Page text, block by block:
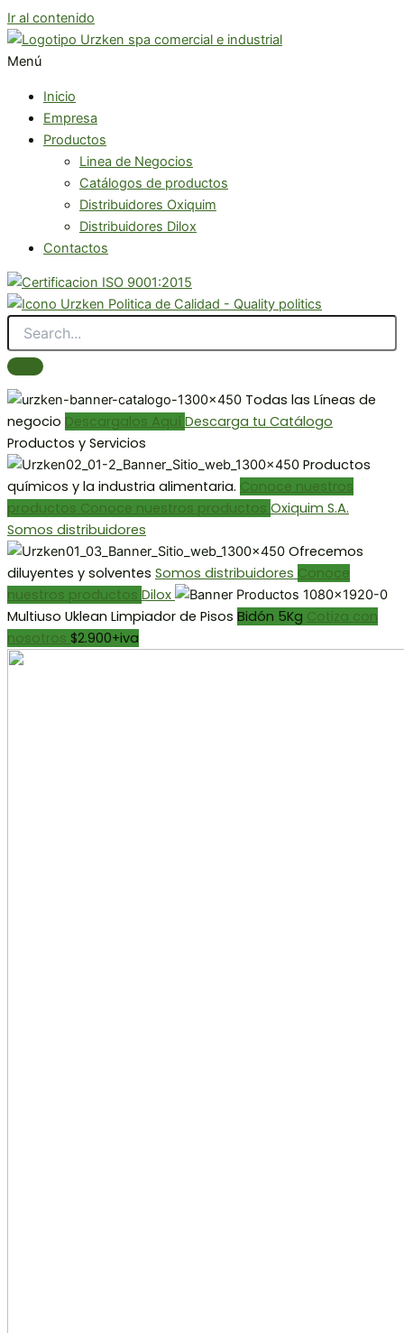
Ir al contenido
Menú
Inicio
Empresa
Productos
Linea de Negocios
Catálogos de productos
Distribuidores Oxiquim
Distribuidores Dilox
Contactos
Todas las Líneas de
negocio Descargalos Aquí Descarga tu Catálogo
Productos y Servicios
Productos
químicos y la industria alimentaria. Conoce nuestros
productos Conoce nuestros productos Oxiquim S.A.
Somos distribuidores
Ofrecemos
diluyentes y solventes Somos distribuidores Conoce
nuestros productos Dilox
Multiuso Uklean Limpiador de Pisos Bidón 5Kg Cotiza con
nosotros $2.900+iva